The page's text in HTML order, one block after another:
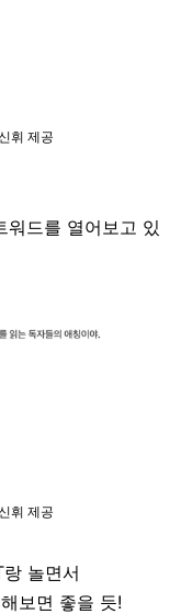
휘 제공
워드를 열어보고 있
휘 제공
놀면서
보면 좋을 듯!